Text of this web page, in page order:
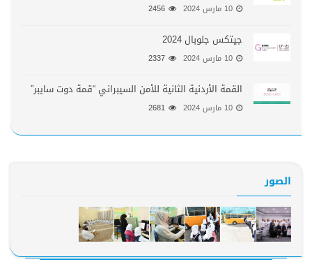
10 مارس 2024 2456
جيتكس جلوبال 2024
10 مارس 2024 2337
القمة الأردنية الثانية للأمن السيبراني “قمة دوت سايبر”
10 مارس 2024 2681
الصور